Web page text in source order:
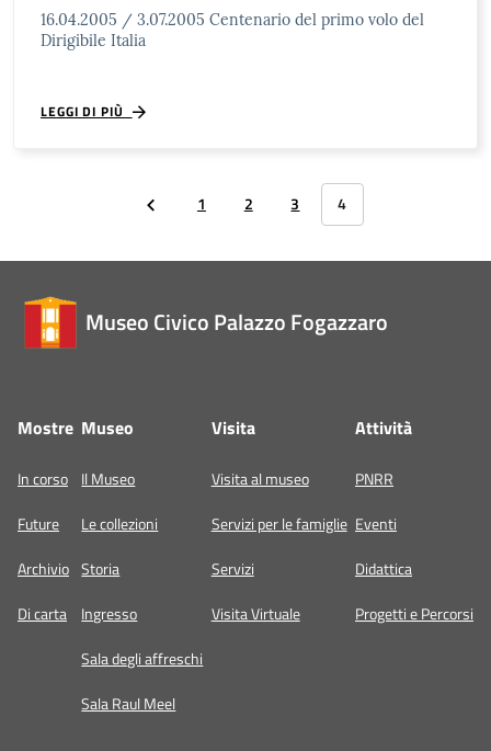
16.04.2005 / 3.07.2005 Centenario del primo volo del
Dirigibile Italia
LEGGI DI PIÙ
1 2 3 4
Museo Civico Palazzo Fogazzaro
Mostre
In corso
Future
Archivio
Di carta
Museo
Il Museo
Le collezioni
Storia
Ingresso
Sala degli affreschi
Sala Raul Meel
Visita
Visita al museo
Servizi per le famiglie
Servizi
Visita Virtuale
Attività
PNRR
Eventi
Didattica
Progetti e Percorsi